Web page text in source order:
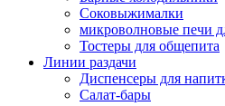
Соковыжималки
микроволновые печи
Тостеры для общепита
Линии раздачи
Диспенсеры для
Салат-бары